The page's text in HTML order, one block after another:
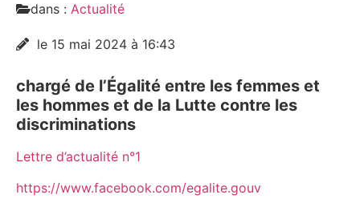
chargé de l’Égalité entre les femmes et
les hommes et de la Lutte contre les
discriminations
Lettre d’actualité n°1
https://www.facebook.com/egalite.gouv
dans : Actualité
le 15 mai 2024 à 16:43